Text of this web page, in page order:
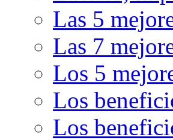
Las 5
Las 7
Los 5
Los
Los